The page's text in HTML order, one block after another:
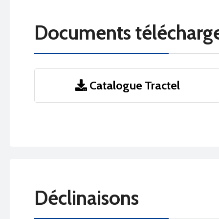
Documents
Catalogue Tractel
Déclinaisons